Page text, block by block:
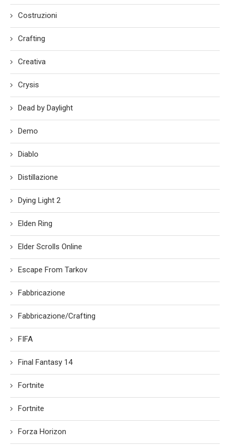
Costruzioni
Crafting
Creativa
Crysis
Dead by Daylight
Demo
Diablo
Distillazione
Dying Light 2
Elden Ring
Elder Scrolls Online
Escape From Tarkov
Fabbricazione
Fabbricazione/Crafting
FIFA
Final Fantasy 14
Fortnite
Fortnite
Forza Horizon